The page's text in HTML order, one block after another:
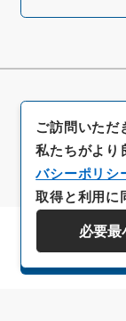
ご訪問いただ
私たちがより
バシーポリシ
取得と利用に
必要最